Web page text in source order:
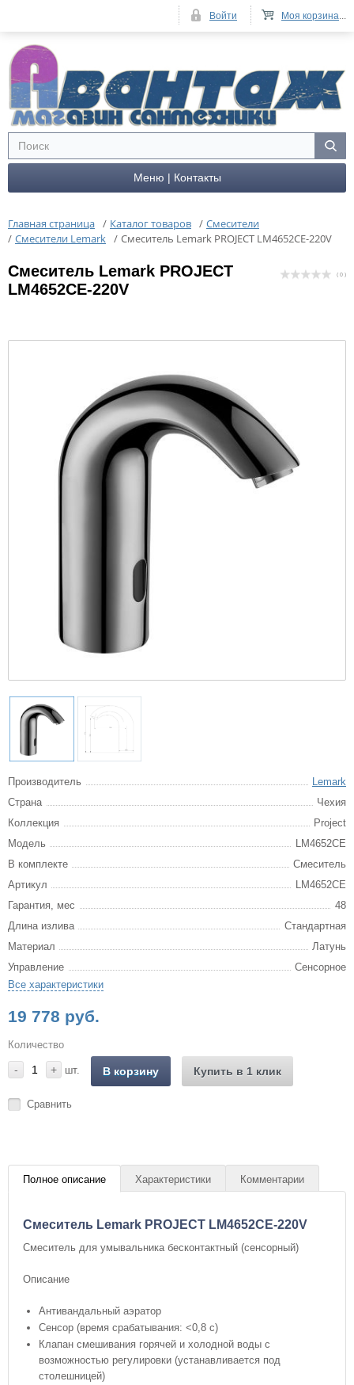
Меню | Контакты
Главная страница / Каталог товаров / Смесители
/ Смесители Lemark / Смеситель Lemark PROJECT LM4652CE-220V
Смеситель Lemark PROJECT
LM4652CE-220V
( 0 )
Производитель
Lemark
Страна
Чехия
Коллекция
Project
Модель
LM4652CE
В комплекте
Смеситель
Артикул
LM4652CE
Гарантия, мес
48
Длина излива
Стандартная
Материал
Латунь
Управление
Сенсорное
Все характеристики
19 778 руб.
Количество
- + шт. В корзину Купить в 1 клик
Сравнить
Полное описание Характеристики Комментарии
Смеситель Lemark PROJECT LM4652CE-220V
Смеситель для умывальника бесконтактный (сенсорный)
Описание
Антивандальный аэратор
Сенсор (время срабатывания: <0,8 с)
Клапан смешивания горячей и холодной воды с
возможностью регулировки (устанавливается под
столешницей)
Моя корзина...
Войти